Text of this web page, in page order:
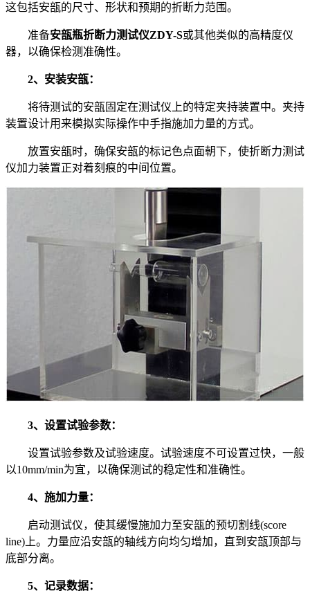
这包括安瓿的尺寸、形状和预期的折断力范围。
准备安瓿瓶折断力测试仪ZDY-S或其他类似的高精度仪
器，以确保检测准确性。
2、安装安瓿：
将待测试的安瓿固定在测试仪上的特定夹持装置中。夹持
装置设计用来模拟实际操作中手指施加力量的方式。
放置安瓿时，确保安瓿的标记色点面朝下，使折断力测试
仪加力装置正对着刻痕的中间位置。
3、设置试验参数：
设置试验参数及试验速度。试验速度不可设置过快，一般
以10mm/min为宜，以确保测试的稳定性和准确性。
4、施加力量：
启动测试仪，使其缓慢施加力至安瓿的预切割线(score
line)上。力量应沿安瓿的轴线方向均匀增加，直到安瓿顶部与
底部分离。
5、记录数据：